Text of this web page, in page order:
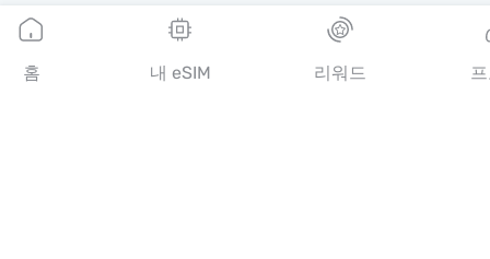
유럽 eSIM
아메리카 eSIM
홈 내 eSIM 리워드